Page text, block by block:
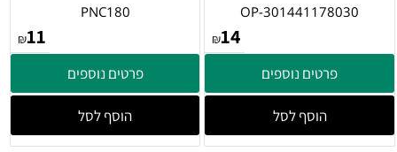
OP-301441178030
₪14
פרטים נוספים
הוסף לסל
PNC180
₪11
פרטים נוספים
הוסף לסל